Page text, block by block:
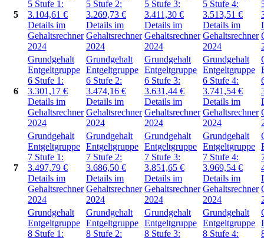
5
5 Stufe 1:
3.104,61 €
Details im
Gehaltsrechner
2024
5 Stufe 2:
3.269,73 €
Details im
Gehaltsrechner
2024
5 Stufe 3:
3.411,30 €
Details im
Gehaltsrechner
2024
5 Stufe 4:
3.513,51 €
Details im
Gehaltsrechner
2024
6
Grundgehalt
Entgeltgruppe
6 Stufe 1:
3.301,17 €
Details im
Gehaltsrechner
2024
Grundgehalt
Entgeltgruppe
6 Stufe 2:
3.474,16 €
Details im
Gehaltsrechner
2024
Grundgehalt
Entgeltgruppe
6 Stufe 3:
3.631,44 €
Details im
Gehaltsrechner
2024
Grundgehalt
Entgeltgruppe
6 Stufe 4:
3.741,54 €
Details im
Gehaltsrechner
2024
7
Grundgehalt
Entgeltgruppe
7 Stufe 1:
3.497,79 €
Details im
Gehaltsrechner
2024
Grundgehalt
Entgeltgruppe
7 Stufe 2:
3.686,50 €
Details im
Gehaltsrechner
2024
Grundgehalt
Entgeltgruppe
7 Stufe 3:
3.851,65 €
Details im
Gehaltsrechner
2024
Grundgehalt
Entgeltgruppe
7 Stufe 4:
3.969,54 €
Details im
Gehaltsrechner
2024
Grundgehalt
Entgeltgruppe
8 Stufe 1:
Grundgehalt
Entgeltgruppe
8 Stufe 2:
Grundgehalt
Entgeltgruppe
8 Stufe 3:
Grundgehalt
Entgeltgruppe
8 Stufe 4: